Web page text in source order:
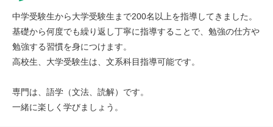
中学受験生から大学受験生まで200名以上を指導してきました。
基礎から何度でも繰り返し丁寧に指導することで、勉強の仕方や
勉強する習慣を身につけます。
高校生、大学受験生は、文系科目指導可能です。
専門は、語学（文法、読解）です。
一緒に楽しく学びましょう。